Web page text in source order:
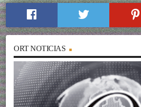
ORT NOTICIAS